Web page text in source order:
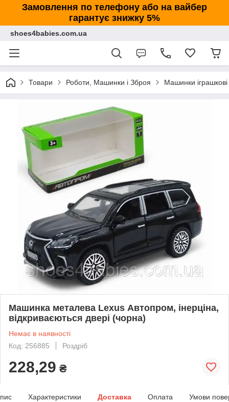
Замовлення по телефону або на вайбер
гарантує знижку 5%
shoes4babies.com.ua
Товари Роботи, Машинки і Зброя Машинки іграшкові
Машинка металева Lexus Автопром, інерціна,
відкриваєються двері (чорна)
Немає в наявності
Код: 256885
Роздріб
228,29 ₴
Характеристики Доставка Оплата Умови